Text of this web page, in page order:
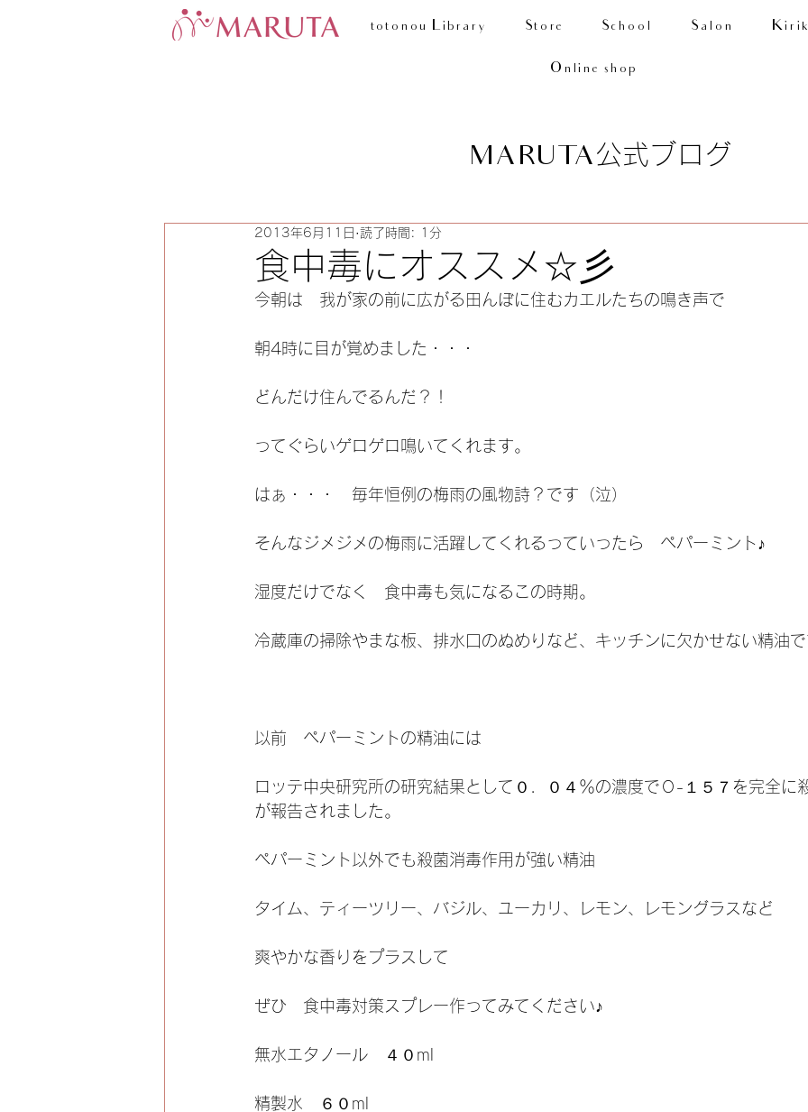
totonou Library Store School Salon
Online shop
MARUTA公式ブログ
食中毒にオススメ☆彡
2013年6月11日 読了時間: 1分
今朝は　我が家の前に広がる田んぼに住むカエルたちの鳴き声で
朝4時に目が覚めました・・・
どんだけ住んでるんだ？！
ってぐらいゲロゲロ鳴いてくれます。
はぁ・・・　毎年恒例の梅雨の風物詩？です（泣）
そんなジメジメの梅雨に活躍してくれるっていったら　ペパーミント♪
湿度だけでなく　食中毒も気になるこの時期。
冷蔵庫の掃除やまな板、排水口のぬめりなど、キッチンに欠かせない精油
以前　ペパーミントの精油には
ロッテ中央研究所の研究結果として０．０４％の濃度でＯ-１５７を完全に
が報告されました。
ペパーミント以外でも殺菌消毒作用が強い精油
タイム、ティーツリー、バジル、ユーカリ、レモン、レモングラスなど
爽やかな香りをプラスして
ぜひ　食中毒対策スプレー作ってみてください♪
無水エタノール　４０ml
精製水　６０ml